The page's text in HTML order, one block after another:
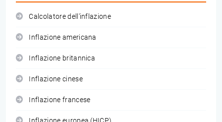
Calcolatore dell'inflazione
Inflazione americana
Inflazione britannica
Inflazione cinese
Inflazione francese